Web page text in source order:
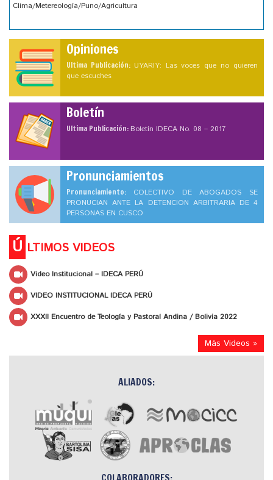
Clima/Metereología/Puno/Agricultura
Opiniones
Ultima Publicación: UYARIY: Las voces que no quieren
que escuches
Boletín
Ultima Publicación:Boletín IDECA No. 08 – 2017
Pronunciamientos
Pronunciamiento: COLECTIVO DE ABOGADOS SE
PRONUCIAN ANTE LA DETENCION ARBITRARIA DE 4
PERSONAS EN CUSCO
Ú LTIMOS VIDEOS
Video Institucional – IDECA PERÚ
VIDEO INSTITUCIONAL IDECA PERÚ
XXXII Encuentro de Teología y Pastoral Andina / Bolivia 2022
Más Videos »
ALIADOS: